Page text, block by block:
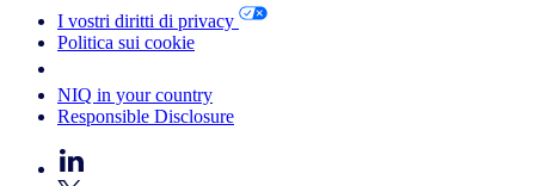
I vostri diritti di privacy
Politica sui cookie
NIQ in your country
Responsible Disclosure